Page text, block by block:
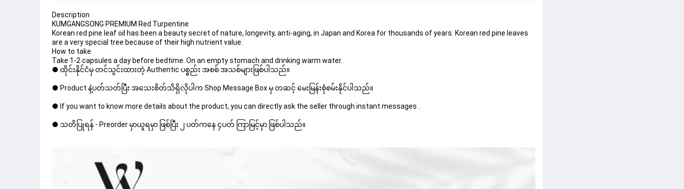
Description
KUMGANGSONG PREMIUM Red Turpentine
Korean red pine leaf oil has been a beauty secret of nature, longevity, anti-aging, in Japan and Korea for thousands of years. Korean red pine leaves
are a very special tree because of their high nutrient value.
How to take
Take 1-2 capsules a day before bedtime. On an empty stomach and drinking warm water.
● ထိုင်းနိုင်ငံမှ တင်သွင်းထားတဲ့ Authentic ပစ္စည်း အစစ် အသစ်များဖြစ်ပါသည်။
● Product နဲ့ပတ်သတ်ပြီး အသေးစိတ်သိရှိလိုပါက Shop Message Box မှ တဆင့် မေးမြန်းစုံစမ်းနိုင်ပါသည်။
● If you want to know more details about the product, you can directly ask the seller through instant messages .
● သတိပြုရန် - Preorder မှာယူရမှာ ဖြစ်ပြီး ၂ ပတ်ကနေ ၄ပတ် ကြာမြင့်မှာ ဖြစ်ပါသည်။